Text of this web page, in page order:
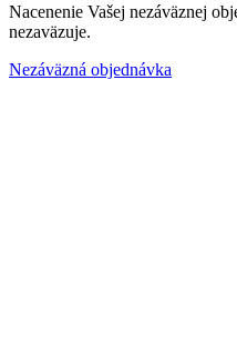
Nacenenie Vašej nezáväznej
nezaväzuje.
Nezáväzná objednávka